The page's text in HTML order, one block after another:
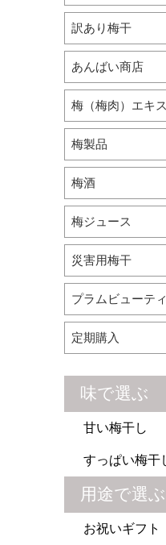
訳あり梅干
あんばい商店
梅（梅肉）エキス
梅製品
梅酒
梅ジュース
災害用梅干
プラムビューティ
定期購入
味で選ぶ
甘い梅干し
すっぱい梅干
用途で選ぶ
お祝いギフト